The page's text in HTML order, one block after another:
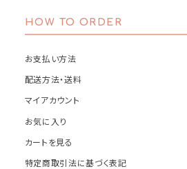
HOW TO ORDER
お支払い方法
配送方法・送料
マイアカウント
お気に入り
カートを見る
特定商取引法に基づく表記